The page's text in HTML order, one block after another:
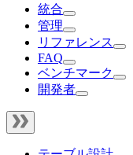
統合
管理
リファレンス
FAQ
ベンチマーク
開発者